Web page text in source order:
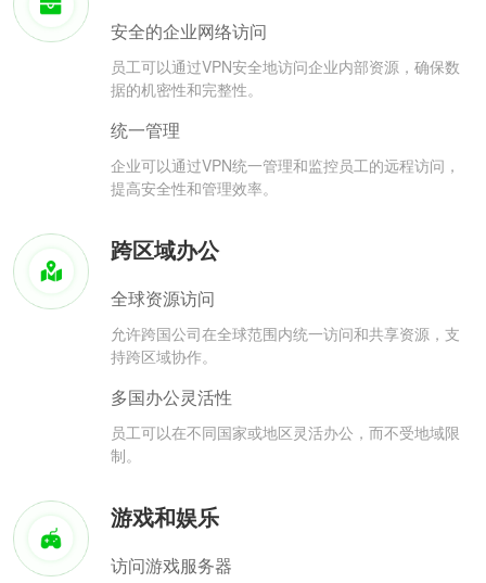
安全的企业网络访问
员工可以通过VPN安全地访问企业内部资源，确保数
据的机密性和完整性。
统一管理
企业可以通过VPN统一管理和监控员工的远程访问，
提高安全性和管理效率。
跨区域办公
全球资源访问
允许跨国公司在全球范围内统一访问和共享资源，支
持跨区域协作。
多国办公灵活性
员工可以在不同国家或地区灵活办公，而不受地域限
制。
游戏和娱乐
访问游戏服务器